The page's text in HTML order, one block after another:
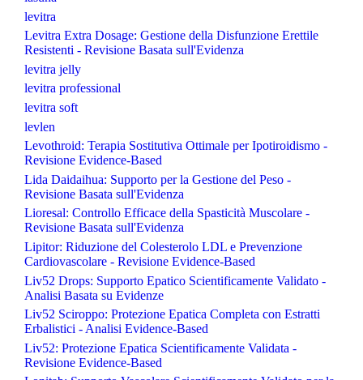
levitra
Levitra Extra Dosage: Gestione della Disfunzione Erettile
Resistenti - Revisione Basata sull'Evidenza
levitra jelly
levitra professional
levitra soft
levlen
Levothroid: Terapia Sostitutiva Ottimale per Ipotiroidismo -
Revisione Evidence-Based
Lida Daidaihua: Supporto per la Gestione del Peso -
Revisione Basata sull'Evidenza
Lioresal: Controllo Efficace della Spasticità Muscolare -
Revisione Basata sull'Evidenza
Lipitor: Riduzione del Colesterolo LDL e Prevenzione
Cardiovascolare - Revisione Evidence-Based
Liv52 Drops: Supporto Epatico Scientificamente Validato -
Analisi Basata su Evidenze
Liv52 Sciroppo: Protezione Epatica Completa con Estratti
Erbalistici - Analisi Evidence-Based
Liv52: Protezione Epatica Scientificamente Validata -
Revisione Evidence-Based